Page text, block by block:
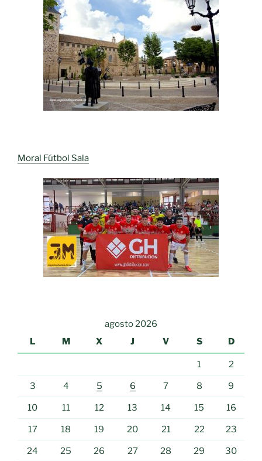
Moral Fútbol Sala
agosto 2026
L
M X J V S D
1 2
3 4 5 6 7 8 9
10 11 12 13 14 15 16
17 18 19 20 21 22 23
24 25 26 27 28 29 30